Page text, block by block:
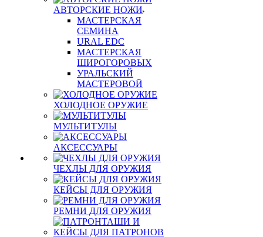
АВТОРСКИЕ НОЖИ
МАСТЕРСКАЯ
СЕМИНА
URAL EDC
МАСТЕРСКАЯ
ШИРОГОРОВЫХ
УРАЛЬСКИЙ
МАСТЕРОВОЙ
ХОЛОДНОЕ ОРУЖИЕ
МУЛЬТИТУЛЫ
АКСЕССУАРЫ
ЧЕХЛЫ ДЛЯ ОРУЖИЯ
КЕЙСЫ ДЛЯ ОРУЖИЯ
РЕМНИ ДЛЯ ОРУЖИЯ